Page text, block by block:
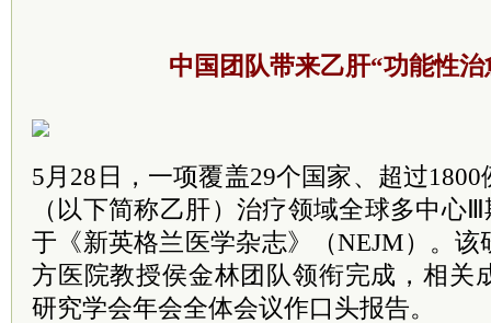
中国团队带来乙肝“功能性
5月28日，一项覆盖29个国家、超过
（以下简称乙肝）治疗领域全球多中心
于《新英格兰医学杂志》（NEJM）。
方医院教授侯金林团队领衔完成，相关
研究学会年会全体会议作口头报告。